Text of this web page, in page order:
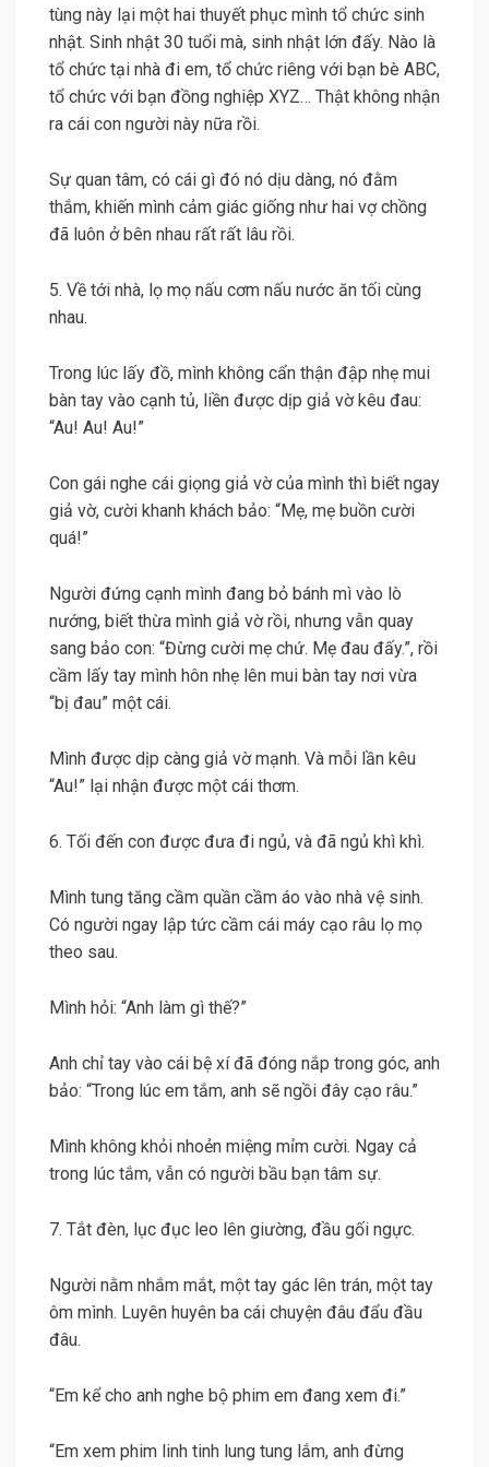
tùng này lại một hai thuyết phục mình tổ chức sinh
nhật. Sinh nhật 30 tuổi mà, sinh nhật lớn đấy. Nào là
tổ chức tại nhà đi em, tổ chức riêng với bạn bè ABC,
tổ chức với bạn đồng nghiệp XYZ… Thật không nhận
ra cái con người này nữa rồi.
Sự quan tâm, có cái gì đó nó dịu dàng, nó đằm
thắm, khiến mình cảm giác giống như hai vợ chồng
đã luôn ở bên nhau rất rất lâu rồi.
5. Về tới nhà, lọ mọ nấu cơm nấu nước ăn tối cùng
nhau.
Trong lúc lấy đồ, mình không cẩn thận đập nhẹ mui
bàn tay vào cạnh tủ, liền được dịp giả vờ kêu đau:
“Au! Au! Au!”
Con gái nghe cái giọng giả vờ của mình thì biết ngay
giả vờ, cười khanh khách bảo: “Mẹ, mẹ buồn cười
quá!”
Người đứng cạnh mình đang bỏ bánh mì vào lò
nướng, biết thừa mình giả vờ rồi, nhưng vẫn quay
sang bảo con: “Đừng cười mẹ chứ. Mẹ đau đấy.”, rồi
cầm lấy tay mình hôn nhẹ lên mui bàn tay nơi vừa
“bị đau” một cái.
Mình được dịp càng giả vờ mạnh. Và mỗi lần kêu
“Au!” lại nhận được một cái thơm.
6. Tối đến con được đưa đi ngủ, và đã ngủ khì khì.
Mình tung tăng cầm quần cầm áo vào nhà vệ sinh.
Có người ngay lập tức cầm cái máy cạo râu lọ mọ
theo sau.
Mình hỏi: “Anh làm gì thế?”
Anh chỉ tay vào cái bệ xí đã đóng nắp trong góc, anh
bảo: “Trong lúc em tắm, anh sẽ ngồi đây cạo râu.”
Mình không khỏi nhoẻn miệng mỉm cười. Ngay cả
trong lúc tắm, vẫn có người bầu bạn tâm sự.
7. Tắt đèn, lục đục leo lên giường, đầu gối ngực.
Người nằm nhắm mắt, một tay gác lên trán, một tay
ôm mình. Luyên huyên ba cái chuyện đâu đẩu đầu
đâu.
“Em kể cho anh nghe bộ phim em đang xem đi.”
“Em xem phim linh tinh lung tung lắm, anh đừng